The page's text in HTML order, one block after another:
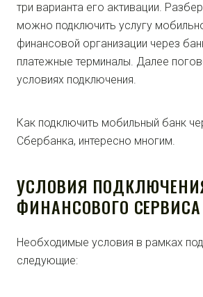
три варианта его активации.
можно подключить услугу
финансовой организации через
платежные терминалы. Далее
условиях подключения.
Как подключить мобильный банк
Сбербанка, интересно многим.
УСЛОВИЯ
ФИНАНСОВОГО СЕРВИСА
Необходимые условия в рамках
следующие: